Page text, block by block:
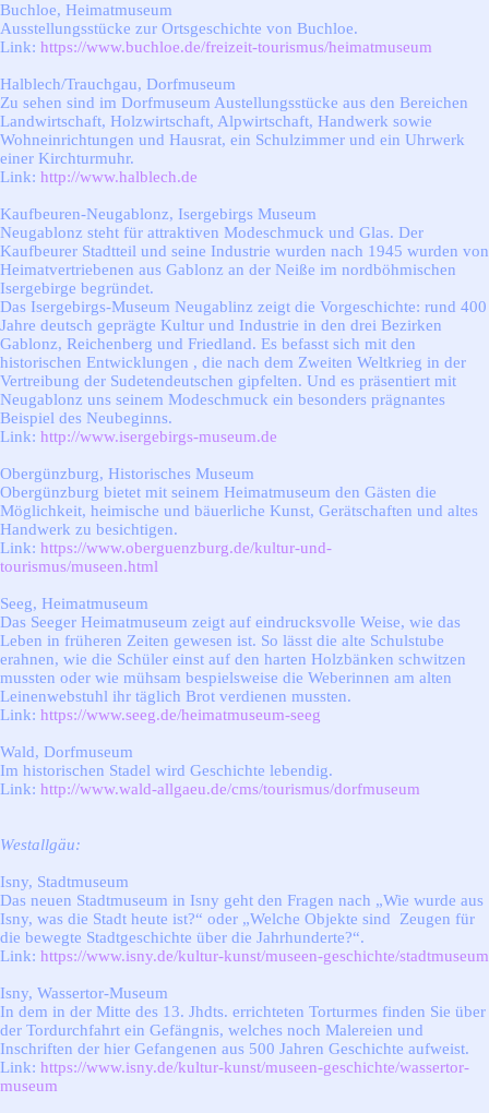
Buchloe, Heimatmuseum
Ausstellungsstücke zur Ortsgeschichte von Buchloe.
Link: https://www.buchloe.de/freizeit-tourismus/heimatmuseum
Halblech/Trauchgau, Dorfmuseum
Zu sehen sind im Dorfmuseum Austellungsstücke aus den Bereichen
Landwirtschaft, Holzwirtschaft, Alpwirtschaft, Handwerk sowie
Wohneinrichtungen und Hausrat, ein Schulzimmer und ein Uhrwerk
einer Kirchturmuhr.
Link: http://www.halblech.de
Kaufbeuren-Neugablonz, Isergebirgs Museum
Neugablonz steht für attraktiven Modeschmuck und Glas. Der
Kaufbeurer Stadtteil und seine Industrie wurden nach 1945 wurden von
Heimatvertriebenen aus Gablonz an der Neiße im nordböhmischen
Isergebirge begründet.
Das Isergebirgs-Museum Neugablinz zeigt die Vorgeschichte: rund 400
Jahre deutsch geprägte Kultur und Industrie in den drei Bezirken
Gablonz, Reichenberg und Friedland. Es befasst sich mit den
historischen Entwicklungen , die nach dem Zweiten Weltkrieg in der
Vertreibung der Sudetendeutschen gipfelten. Und es präsentiert mit
Neugablonz uns seinem Modeschmuck ein besonders prägnantes
Beispiel des Neubeginns.
Link: http://www.isergebirgs-museum.de
Obergünzburg, Historisches Museum
Obergünzburg bietet mit seinem Heimatmuseum den Gästen die
Möglichkeit, heimische und bäuerliche Kunst, Gerätschaften und altes
Handwerk zu besichtigen.
Link: https://www.oberguenzburg.de/kultur-und-
tourismus/museen.html
Seeg, Heimatmuseum
Das Seeger Heimatmuseum zeigt auf eindrucksvolle Weise, wie das
Leben in früheren Zeiten gewesen ist. So lässt die alte Schulstube
erahnen, wie die Schüler einst auf den harten Holzbänken schwitzen
mussten oder wie mühsam bespielsweise die Weberinnen am alten
Leinenwebstuhl ihr täglich Brot verdienen mussten.
Link: https://www.seeg.de/heimatmuseum-seeg
Wald, Dorfmuseum
Im historischen Stadel wird Geschichte lebendig.
Link: http://www.wald-allgaeu.de/cms/tourismus/dorfmuseum
Westallgäu:
Isny, Stadtmuseum
Das neuen Stadtmuseum in Isny geht den Fragen nach „Wie wurde aus
Isny, was die Stadt heute ist?“ oder „Welche Objekte sind Zeugen für
die bewegte Stadtgeschichte über die Jahrhunderte?“.
Link: https://www.isny.de/kultur-kunst/museen-geschichte/stadtmuseum
Isny, Wassertor-Museum
In dem in der Mitte des 13. Jhdts. errichteten Torturmes finden Sie über
der Tordurchfahrt ein Gefängnis, welches noch Malereien und
Inschriften der hier Gefangenen aus 500 Jahren Geschichte aufweist.
Link: https://www.isny.de/kultur-kunst/museen-geschichte/wassertor-
museum